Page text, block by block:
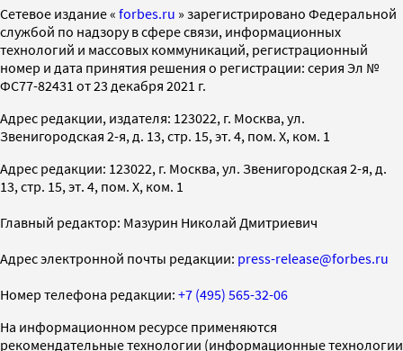
Cетевое издание « forbes.ru » зарегистрировано Федеральной
службой по надзору в сфере связи, информационных
технологий и массовых коммуникаций, регистрационный
номер и дата принятия решения о регистрации: серия Эл №
ФС77-82431 от 23 декабря 2021 г.
Адрес редакции, издателя: 123022, г. Москва, ул.
Звенигородская 2-я, д. 13, стр. 15, эт. 4, пом. X, ком. 1
Адрес редакции: 123022, г. Москва, ул. Звенигородская 2-я, д.
13, стр. 15, эт. 4, пом. X, ком. 1
Главный редактор: Мазурин Николай Дмитриевич
Адрес электронной почты редакции: press-release@forbes.ru
Номер телефона редакции: +7 (495) 565-32-06
На информационном ресурсе применяются
рекомендательные технологии (информационные технологии